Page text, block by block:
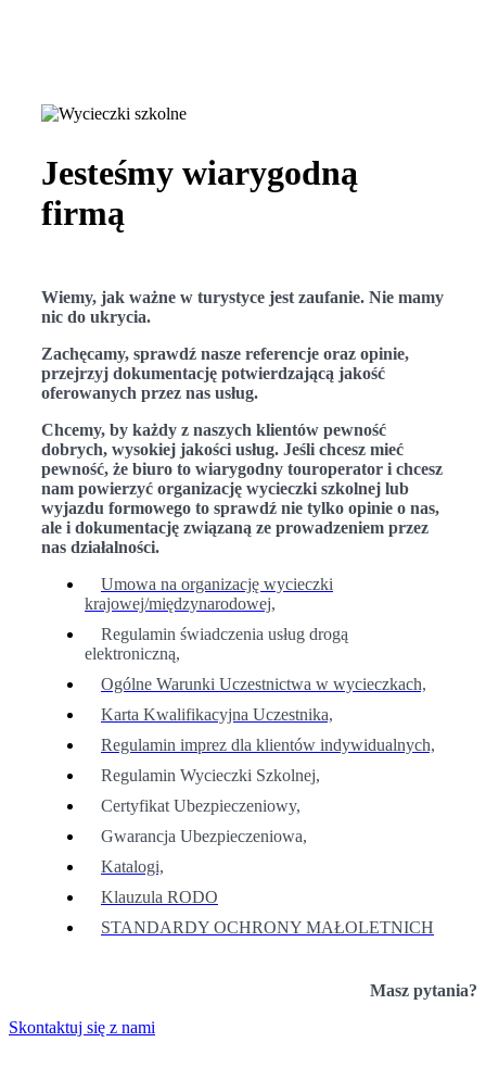
Jesteśmy wiarygodną
firmą
Wiemy, jak ważne w turystyce jest zaufanie. Nie mamy
nic do ukrycia.
Zachęcamy, sprawdź nasze referencje oraz opinie,
przejrzyj dokumentację potwierdzającą jakość
oferowanych przez nas usług.
Chcemy, by każdy z naszych klientów pewność
dobrych, wysokiej jakości usług. Jeśli chcesz mieć
pewność, że biuro to wiarygodny touroperator i chcesz
nam powierzyć organizację wycieczki szkolnej lub
wyjazdu formowego to sprawdź nie tylko opinie o nas,
ale i dokumentację związaną ze prowadzeniem przez
nas działalności.
Umowa na organizację wycieczki
krajowej/międzynarodowej,
Regulamin świadczenia usług drogą
elektroniczną,
Ogólne Warunki Uczestnictwa w wycieczkach,
Karta Kwalifikacyjna Uczestnika,
Regulamin imprez dla klientów indywidualnych,
Regulamin Wycieczki Szkolnej,
Certyfikat Ubezpieczeniowy,
Gwarancja Ubezpieczeniowa,
Katalogi,
Klauzula RODO
STANDARDY OCHRONY MAŁOLETNICH
Masz pytania?
Skontaktuj się z nami